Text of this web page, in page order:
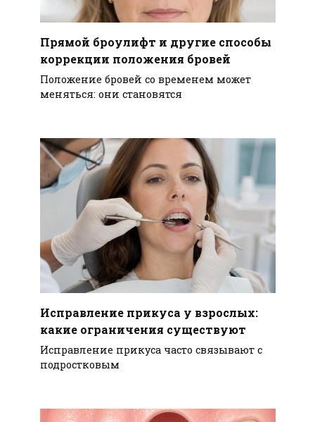
Прямой броулифт и другие способы
коррекции положения бровей
Положение бровей со временем может
меняться: они становятся
Исправление прикуса у взрослых:
какие ограничения существуют
Исправление прикуса часто связывают с
подростковым